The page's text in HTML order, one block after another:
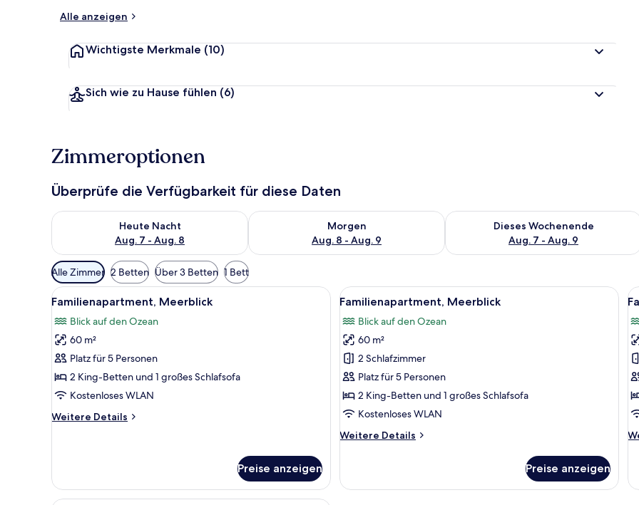
Alle anzeigen
Wichtigste Merkmale (10)
Sich wie zu Hause fühlen (6)
Zimmeroptionen
Überprüfe die Verfügbarkeit für diese Daten
Heute Nacht
Aug. 7 - Aug. 8
Überprüfe die Verfügbarkeit für heute Nacht, Aug. 7 - Aug. 8.
Morgen
Aug. 8 - Aug. 9
Überprüfe die Verfügbarkeit für morgen, Aug. 8 - Aug. 9.
Dieses Wochenende
Aug. 7 - Aug. 9
Überprüfe die Verfügbarkeit für
Verfügbare
Filter
für
Alle Zimmer 2 Betten Über 3 Betten 1 Bett
Alle
Fotos
für
Familienapartment,
Meerblick
anzeigen
Ein Bett mit dunkelblauer Kopfteil, weißer Bettwäsche und Kissen in Rosa und Weiß. Ein Nachttisch mit
9
Familienapartment, Meerblick
Blick auf den Ozean
60 m²
Platz für 5 Personen
2 King-Betten und 1 großes Schlafsofa
Kostenloses WLAN
Weitere Details
Weitere
Preise anzeigen
Alle
Fotos
für
Familienapartment,
Meerblick
anzeigen
Ein Schlafzimmer mit einem großen
8
Familienapartment, Meerblick
Blick auf den Ozean
60 m²
2 Schlafzimmer
Platz für 5 Personen
2 King-Betten und 1 großes Schlafsofa
Kostenloses WLAN
Weitere Details
Weitere
Meerblick
Preise anzeigen